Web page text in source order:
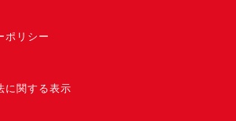
ポリシー
に関する表示